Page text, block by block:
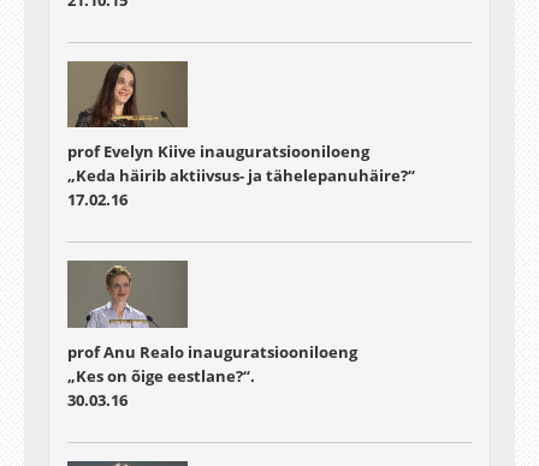
prof Evelyn Kiive inauguratsiooniloeng
„Keda häirib aktiivsus- ja tähelepanuhäire?“
17.02.16
prof Anu Realo inauguratsiooniloeng
„Kes on õige eestlane?“.
30.03.16